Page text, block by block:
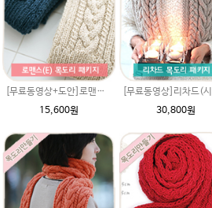
[무료동영상+도안]로맨스(알파카폴로) 목도리만들기 diy 꽈배기무늬뜨기 뜨개질패키지 손뜨게 대바늘 털실/뜨개질배우기/목도리뜨는방법
15,600원
30,800원